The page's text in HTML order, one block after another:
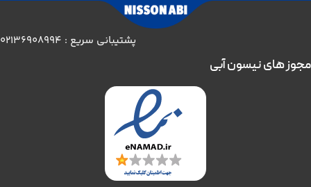
پشتیبانی سریع : 02136908994
مجوز های نیسون آبی